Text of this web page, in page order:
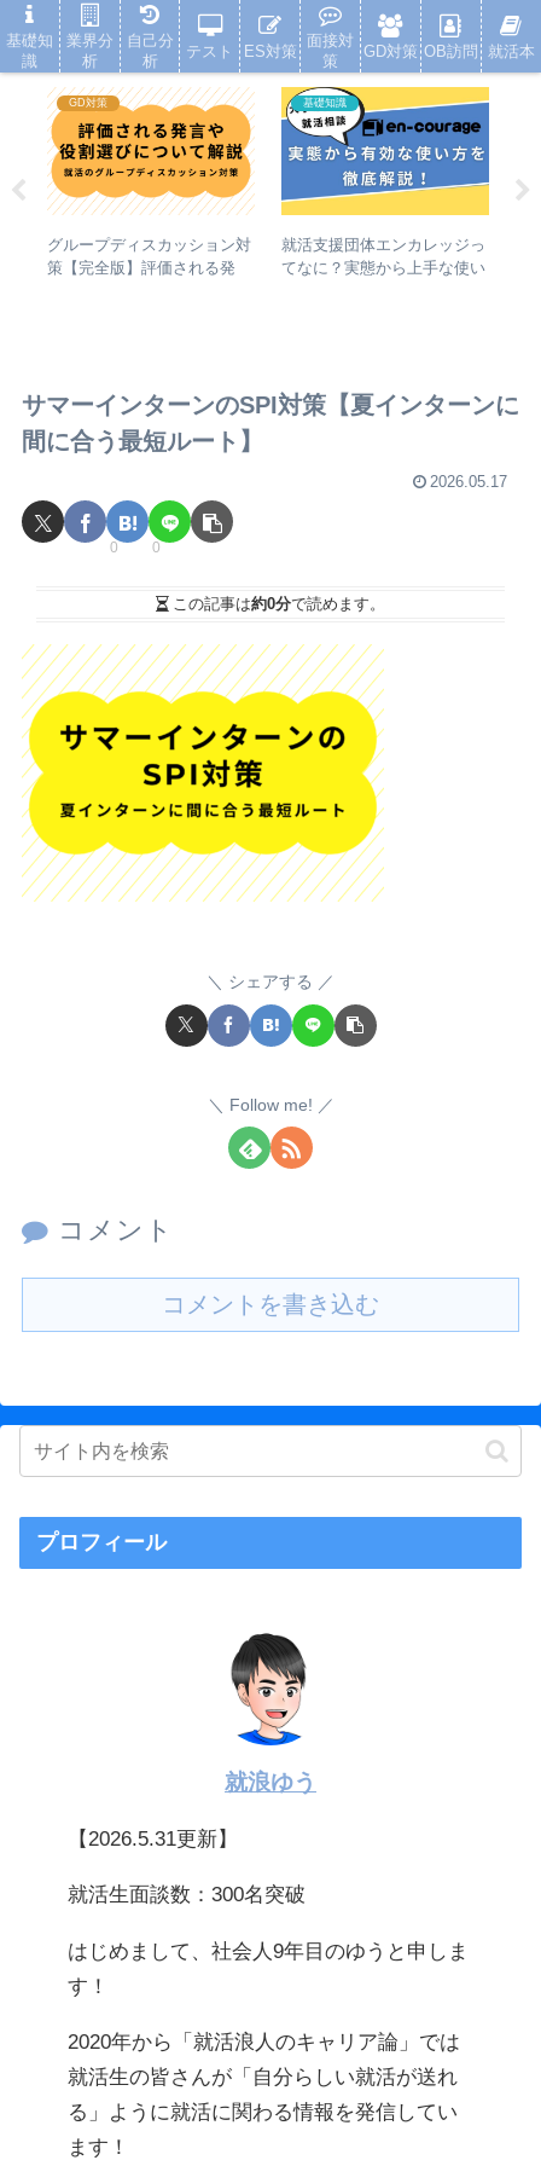
就活浪人した経験が、キャリアを変えた
GD対策
グループディスカッション対
策【完全版】評価される発
基礎知識
就活支援団体エンカレッジっ
てなに？実態から上手な使い
サマーインターンのSPI対策【夏インターンに
間に合う最短ルート】
2026.05.17
0 0
この記事は約0分で読めます。
シェアする
Follow me!
コメント
コメントを書き込む
プロフィール
就浪ゆう
【2026.5.31更新】
就活生面談数：300名突破
はじめまして、社会人9年目のゆうと申しま
す！
2020年から「就活浪人のキャリア論」では
就活生の皆さんが「自分らしい就活が送れ
る」ように就活に関わる情報を発信してい
ます！
基礎知
識
業界分
析
自己分
析
テスト ES対策
面接対
策
GD対策 OB訪問 就活本